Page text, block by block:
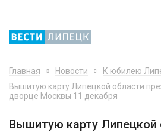
Главная Новости
К юбилею
Вышитую карту Липецкой области
дворце Москвы 11 декабря
Вышитую карту Липецкой